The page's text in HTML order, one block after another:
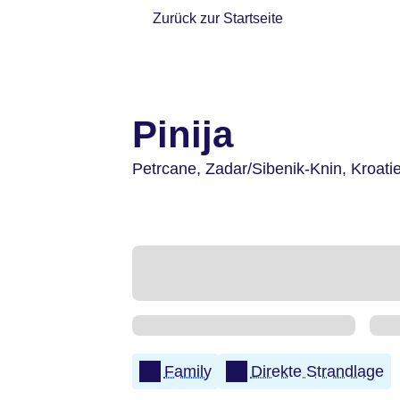
Zurück zur Startseite
Pinija
Petrcane, Zadar/Sibenik-Knin,
Family Direkte Strandlage